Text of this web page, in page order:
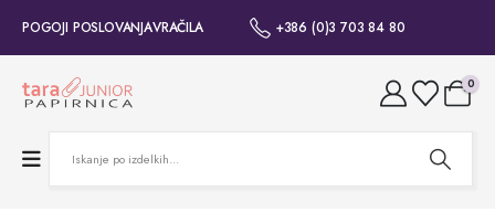
POGOJI POSLOVANJAVRAČILA +386 (0)3 703 84 80
0